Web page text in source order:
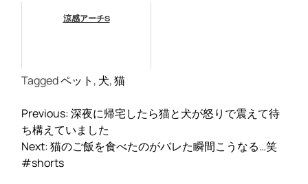
涼感アーチS
Taggedペット , 犬,猫
投
稿
ナ
ビ
Previous:深夜に帰宅したら猫と犬が怒りで震えて待
ち構えていました
Next:猫のご飯を食べたのがバレた瞬間こうなる…笑
#shorts